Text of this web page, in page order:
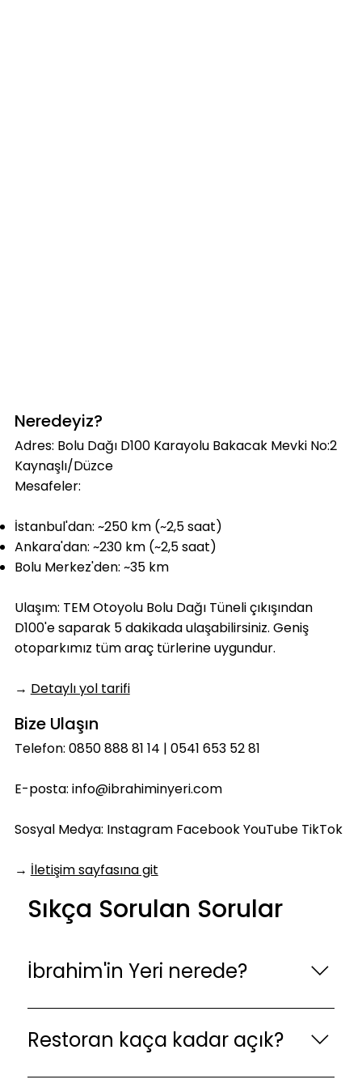
Neredeyiz?
Adres: Bolu Dağı D100 Karayolu Bakacak Mevki No:2
Kaynaşlı/Düzce
Mesafeler:
İstanbul'dan: ~250 km (~2,5 saat)
Ankara'dan: ~230 km (~2,5 saat)
Bolu Merkez'den: ~35 km
Ulaşım: TEM Otoyolu Bolu Dağı Tüneli çıkışından
D100'e saparak 5 dakikada ulaşabilirsiniz. Geniş
otoparkımız tüm araç türlerine uygundur.
→ Detaylı yol tarifi
Bize Ulaşın
Telefon: 0850 888 81 14 | 0541 653 52 81
E-posta: info@ibrahiminyeri.com
Sosyal Medya: Instagram FacebookYouTube TikTok
→ İletişim sayfasına git
Sıkça Sorulan Sorular
İbrahim'in Yeri nerede?
İbrahim'in Yeri, Bolu Dağı D100 karayolu üzerinde
Bakacak mevkiinde yer almaktadır.
Kaynaşlı/Düzce sınırları içindeki restoranımız
Restoran kaça kadar açık?
Restoranımız 7 gün 24 saat kesintisiz hizmet